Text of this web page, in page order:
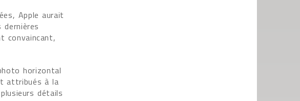
Apple aurait
convaincant,
horizontal
attribués à la
détails